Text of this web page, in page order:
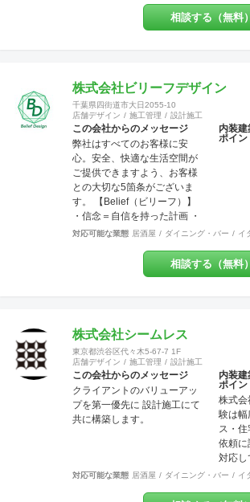
ます。 また内装・外装・外構
などすべての分野でその道の
り前！腕の良さは年数が経て
ば経つほど実感できます。 そ
して、SANFUKUの職人は施工
力だけでなくコミニケーショ
ン力に優れています。 お客様
が安心してオープンできるよ
うきめ細やかな対応を心がけ
ています。
相談する（無料）
株式会社ビリーフデザイン
千葉県四街道市大日2055-10
店舗デザイン
施工管理 設計施工
この会社からのメッセージ
弊社はすべてのお客様に安
心。安全、快適な生活空間が
ご提供できますよう、お客様
との大切な5箇条がございま
す。 【Belief（ビリーフ）】
・信念＝自信を持った計画 ・
信用＝信じて用いる行動 ・信
条＝固く信じて守る約束 ・確
信＝固く信じられる内容
成 またデザインを通じて、関
わる方達との関係の構築 これ
らの要素を持って、設計・施
工・管理を行っております。
お客様のお悩みやご相談には
真摯に向き合い、ご要望を最
大限実現する技術力を提供い
ばしい瞬間です。 弊社はリフ
ォーム・リノベーションや注
内装
ポイン
対応可能な業態 居酒屋 ダイニング・バー イ
相談する（無料）
株式会社シームレス
東京都渋谷区代々木5-67-7 1F
店舗デザイン
施工管理 設計施工
この会社からのメッセージ
クライアントのバリューアッ
プを第一優先に 設計施工にて
共に構築します。
内装
ポイン
株式会
験は幅
ス・
依頼に
対応
対応可能な業態 居酒屋 ダイニング・バー イ